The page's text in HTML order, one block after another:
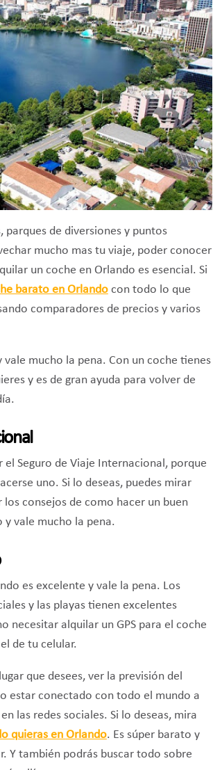
de diversiones y puntos
mucho mas tu viaje, poder conocer
un coche en Orlando es esencial. Si
barato en Orlandocon todo lo que
comparadores de precios y varios
vale mucho la pena. Con un coche tienes
y es de gran ayuda para volver de
Seguro de Viaje Internacional, porque
uno. Si lo deseas, puedes mirar
los consejos de como hacer un buen
y vale mucho la pena.
es excelente y vale la pena. Los
y las playas tienen excelentes
necesitar alquilar un GPS para el coche
de tu celular.
que desees, ver la previsión del
estar conectado con todo el mundo a
las redes sociales. Si lo deseas, mira
quieras en Orlando. Es súper barato y
Y también podrás buscar todo sobre